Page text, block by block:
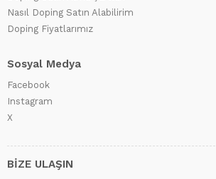
Nasıl Doping Satın Alabilirim
Doping Fiyatlarımız
Sosyal Medya
Facebook
Instagram
X
BİZE ULAŞIN